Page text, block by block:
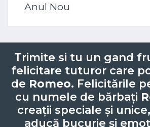
Anul Nou
Trimite si tu un gand
felicitare tuturor care
de Romeo. Felicitările
cu numele de bărbați
creații speciale și
aducă bucurie și